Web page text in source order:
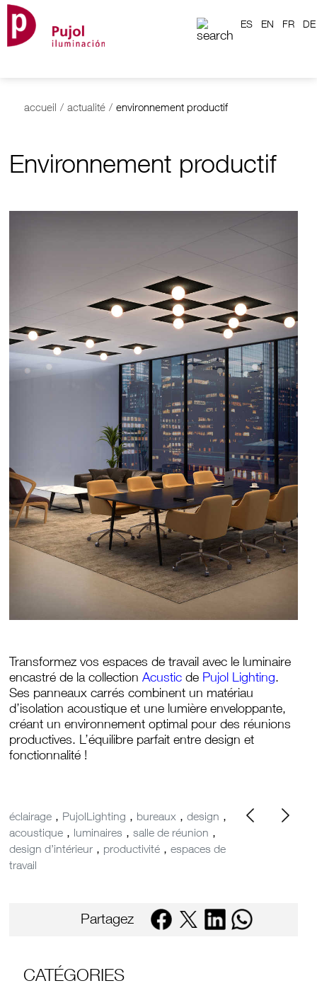
ES EN FR DE
accueil / actualité / environnement productif
Environnement productif
Transformez vos espaces de travail avec le luminaire
encastré de la collectionAcusticde Pujol Lighting.
Ses panneaux carrés combinent un matériau
d’isolation acoustique et une lumière enveloppante,
créant un environnement optimal pour des réunions
productives. L’équilibre parfait entre design et
fonctionnalité !
éclairage , PujolLighting , bureaux ,design ,
acoustique , luminaires ,salle de réunion ,
design d’intérieur , productivité ,espaces de
travail
Partagez
CATÉGORIES